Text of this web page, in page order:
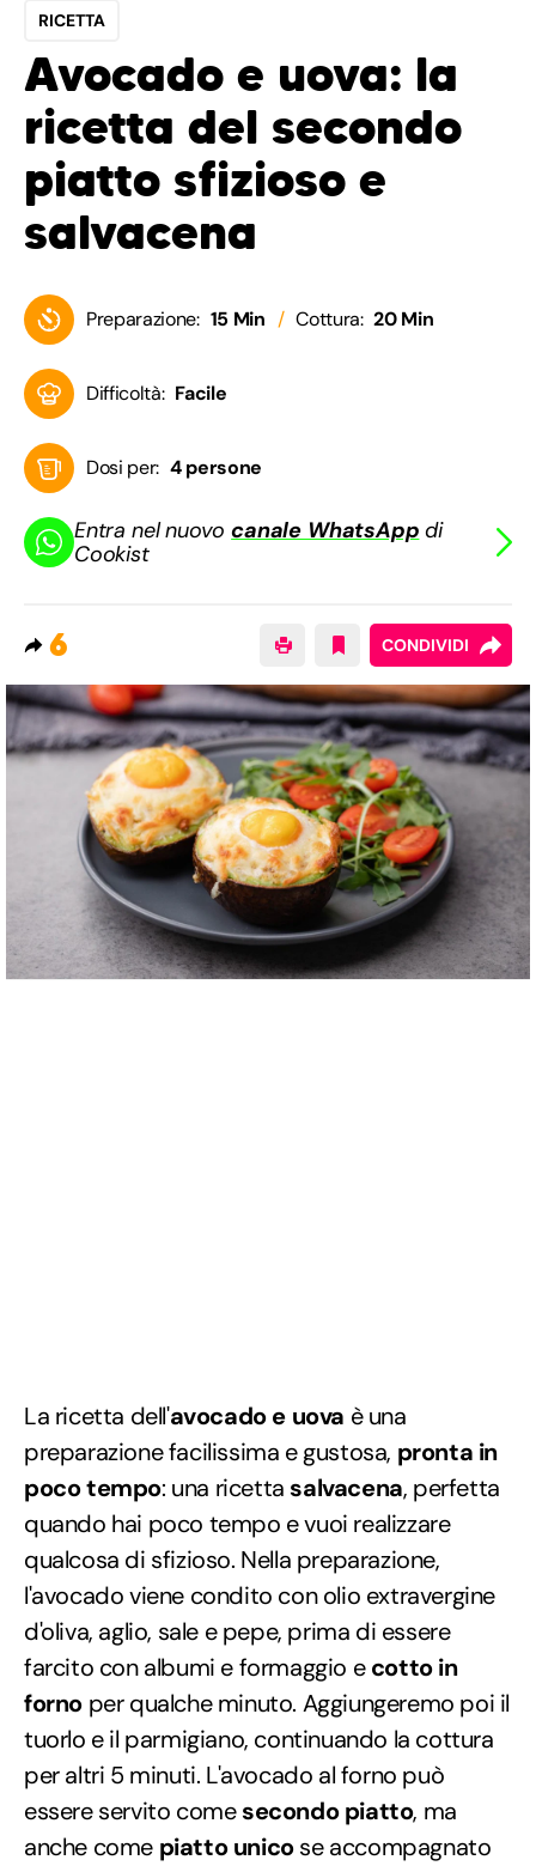
RICETTA
Avocado e uova: la
ricetta del secondo
piatto sfizioso e
salvacena
Preparazione: 15 Min Cottura: 20 Min
Difficoltà: Facile
Dosi per: 4 persone
Entra nel nuovocanale WhatsApp di
Cookist
6 CONDIVIDI
La ricetta dell'avocado e uova è una
preparazione facilissima e gustosa, pronta in
poco tempo: una ricetta salvacena, perfetta
quando hai poco tempo e vuoi realizzare
qualcosa di sfizioso. Nella preparazione,
l'avocado viene condito con olio extravergine
d'oliva, aglio, sale e pepe, prima di essere
farcito con albumi e formaggio ecotto in
forno per qualche minuto. Aggiungeremo poi il
tuorlo e il parmigiano, continuando la cottura
per altri 5 minuti. L'avocado al forno può
essere servito comesecondo piatto, ma
anche come piatto unicose accompagnato